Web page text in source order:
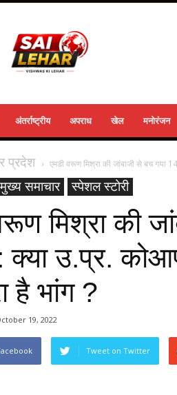
अंतर्राष्ट्रीय अपराध खेल मनोरंजन
प्रदेश एमडी वरूण मिश्रा की जांबाजी से बच गया
मुख्य समाचार स्पेशल स्टोरी
मिश्रा की
क्या उ.प्र.
है भांग ?
19, 2022
Tweet on Twitter